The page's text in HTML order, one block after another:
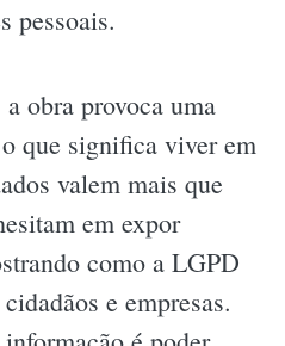
pessoais.
obra provoca uma
que significa viver em
valem mais que
em expor
como a LGPD
e empresas.